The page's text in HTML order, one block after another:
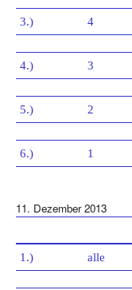
3.) 4
4.) 3
5.) 2
6.) 1
11. Dezember 2013
1.) alle